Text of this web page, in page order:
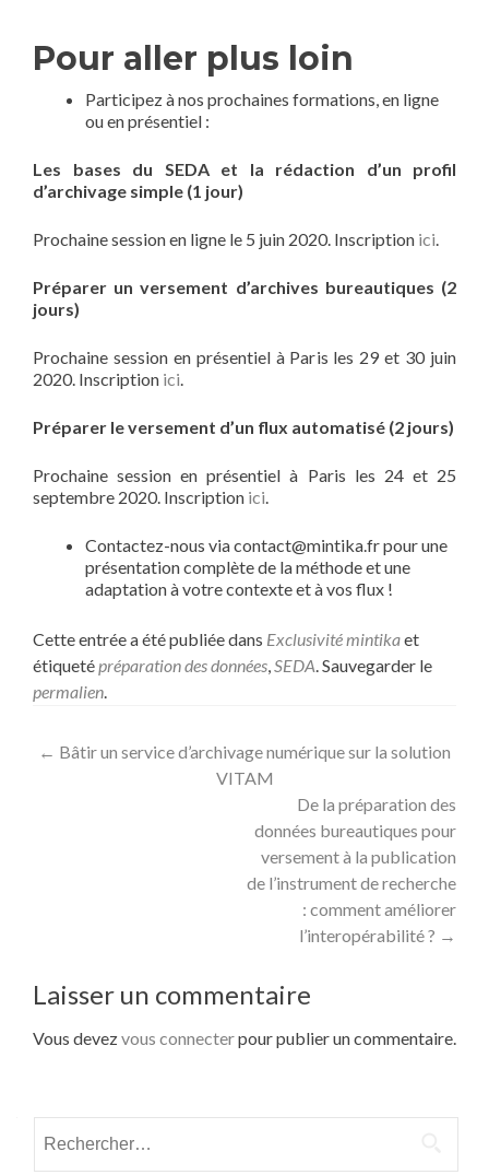
Pour aller plus loin
Participez à nos prochaines formations, en ligne
ou en présentiel :
Les bases du SEDA et la rédaction d’un profil
d’archivage simple (1 jour)
Prochaine session en ligne le 5 juin 2020. Inscription ici.
Préparer un versement d’archives bureautiques (2
jours)
Prochaine session en présentiel à Paris les 29 et 30 juin
2020. Inscription ici.
Préparer le versement d’un flux automatisé (2 jours)
Prochaine session en présentiel à Paris les 24 et 25
septembre 2020. Inscription ici.
Contactez-nous via contact@mintika.fr pour une
présentation complète de la méthode et une
adaptation à votre contexte et à vos flux !
Cette entrée a été publiée dans Exclusivité mintikaet
étiquetépréparation des données,SEDA. Sauvegarder le
permalien.
Navigation
← Bâtir un service d’archivage numérique sur la solution
VITAM
De la préparation des
données bureautiques pour
versement à la publication
de l’instrument de recherche
: comment améliorer
l’interopérabilité ? →
Laisser un commentaire
Vous devezvous connecterpour publier un commentaire.